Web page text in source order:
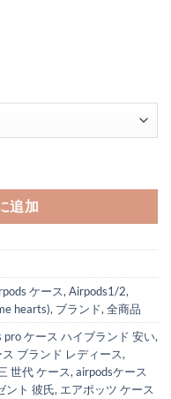
追加
ケース, Airpods1/2,
hearts), ブランド, 全商品
pro ケース ハイブランド 安い,
ブランド レディース,
世代 ケース, airpodsケース
ント 彼氏, エアポッツ ケース